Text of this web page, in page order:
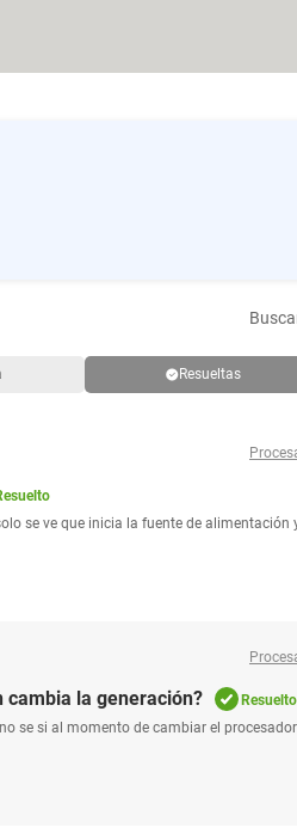
Resueltas
se ve que inicia la fuente de alimentación
cambia la generación?
Resuelto
se si al momento de cambiar el procesador